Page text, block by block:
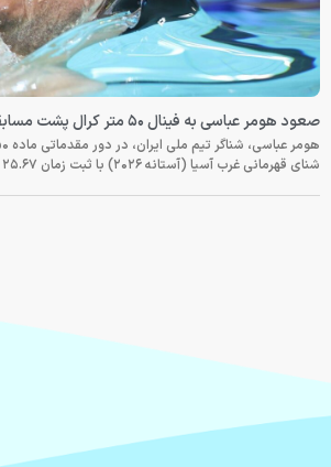
صعود هومر عباسی به فینال ۵۰ متر کرال پشت مسابقات غرب آسیا
شنای قهرمانی غرب آسیا (آستانه ۲۰۲۶) با ثبت زمان ۲۵.۶۷ ثانیه در جایگاه نخست قرار